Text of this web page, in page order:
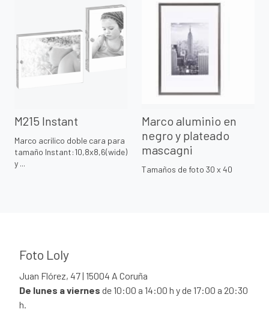
M215 Instant
Marco acrilico doble cara para
tamaño Instant:10,8x8,6(wide)
y ...
Marco aluminio en
negro y plateado
mascagni
Tamaños de foto 30 x 40
Foto Loly
Juan Flórez, 47 | 15004 A Coruña
De lunes a viernes de 10:00 a 14:00 h y de 17:00 a 20:30
h.